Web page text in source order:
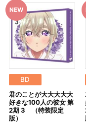
[@bnfw.co.jp]のドメイン
(受信許可の設定を行わ
入る場合や届かない場合
※決済方法「コンビニ決
は、発売月の上旬以降
ただきます。
あらかじめ
たします。
メールにてご案内させ
決済手続きが行われなか
を致します。
いかなる理由でも、決
なお、発売月上旬以降
（１）A-on STOREにア
BD
君のことが大大大大大
好きな100人の彼女 第
2期 3 （特装限定
版）